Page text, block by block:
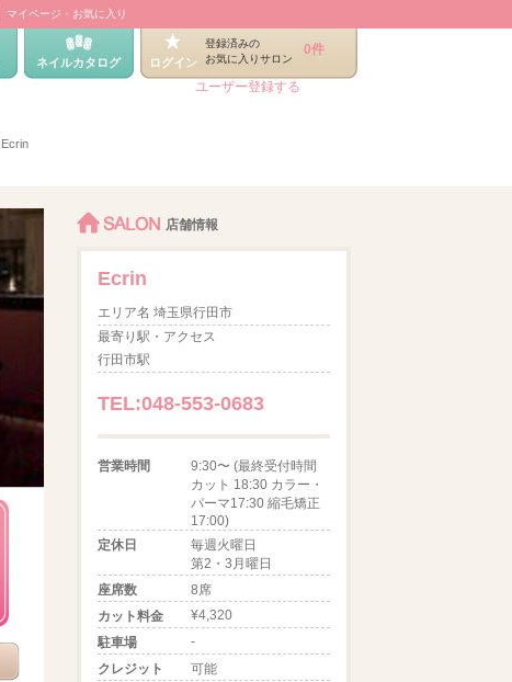
マイページ・お気に入り
ネイルカタログ ログイン
登録済みの
お気に入りサロン
0件
ユーザー登録する
Ecrin
SALON 店舗情報
Ecrin
エリア名 埼玉県行田市
最寄り駅・アクセス
行田市駅
TEL:048-553-0683
営業時間
9:30〜 (最終受付時間
カット 18:30 カラー・
パーマ17:30 縮毛矯正
17:00)
定休日
毎週火曜日
第2・3月曜日
座席数
8席
カット料金
¥4,320
駐車場
-
クレジット
可能